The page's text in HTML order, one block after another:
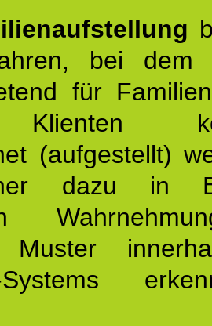
bei dem
für
(aufgestellt)
dazu in
Muster
Systems